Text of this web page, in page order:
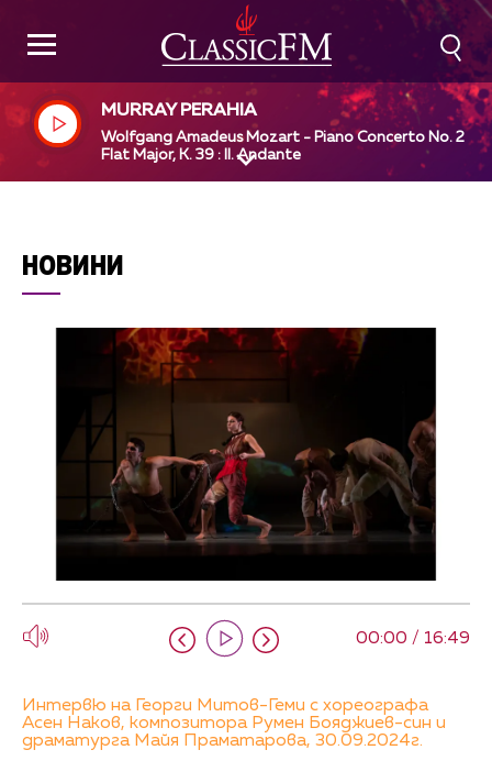
MURRAY PERAHIA
Wolfgang Amadeus Mozart - Piano Concerto No. 2 in
Flat Major, K. 39 : II. Andante
НОВИНИ
00:00 / 16:49
Интервю на Георги Митов-Геми с хореографа
Асен Наков, композитора Румен Бояджиев-син и
драматурга Майя Праматарова, 30.09.2024г.